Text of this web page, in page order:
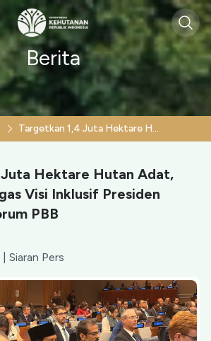
Berita
Targetkan 1,4 Juta Hektare Hutan Adat, Menhut Pertegas Visi Inklusif Presiden Prabowo di Forum PBB
Hektare Hutan Adat,
Visi Inklusif Presiden
PBB
Siaran Pers